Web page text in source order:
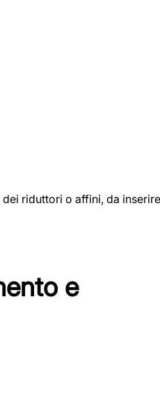
dei riduttori o affini, da inserire
e